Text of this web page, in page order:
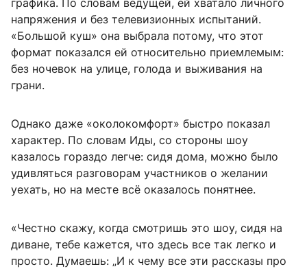
графика. По словам ведущей, ей хватало личного
напряжения и без телевизионных испытаний.
«Большой куш» она выбрала потому, что этот
формат показался ей относительно приемлемым:
без ночевок на улице, голода и выживания на
грани.
Однако даже «околокомфорт» быстро показал
характер. По словам Иды, со стороны шоу
казалось гораздо легче: сидя дома, можно было
удивляться разговорам участников о желании
уехать, но на месте всё оказалось понятнее.
«Честно скажу, когда смотришь это шоу, сидя на
диване, тебе кажется, что здесь все так легко и
просто. Думаешь: „И к чему все эти рассказы про